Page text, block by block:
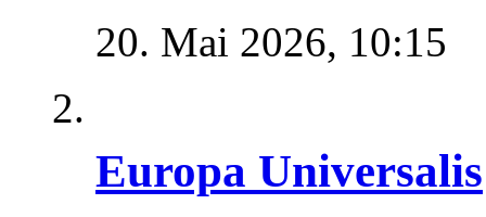
20. Mai 2026, 10:15
Europa Universalis